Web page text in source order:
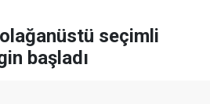
seçimli
başladı